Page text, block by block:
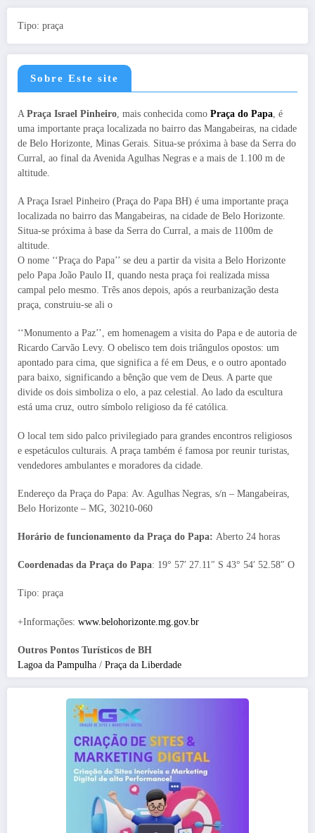
Tipo: praça
Sobre Este site
A Praça Israel Pinheiro, mais conhecida como Praça do Papa, é
uma importante praça localizada no bairro das Mangabeiras, na cidade
de Belo Horizonte, Minas Gerais. Situa-se próxima à base da Serra do
Curral, ao final da Avenida Agulhas Negras e a mais de 1.100 m de
altitude.
A Praça Israel Pinheiro (Praça do Papa BH) é uma importante praça
localizada no bairro das Mangabeiras, na cidade de Belo Horizonte.
Situa-se próxima à base da Serra do Curral, a mais de 1100m de
altitude.
O nome ‘‘Praça do Papa’’ se deu a partir da visita a Belo Horizonte
pelo Papa João Paulo II, quando nesta praça foi realizada missa
campal pelo mesmo. Três anos depois, após a reurbanização desta
praça, construiu-se ali o
‘‘Monumento a Paz’’, em homenagem a visita do Papa e de autoria de
Ricardo Carvão Levy. O obelisco tem dois triângulos opostos: um
apontado para cima, que significa a fé em Deus, e o outro apontado
para baixo, significando a bênção que vem de Deus. A parte que
divide os dois simboliza o elo, a paz celestial. Ao lado da escultura
está uma cruz, outro símbolo religioso da fé católica.
O local tem sido palco privilegiado para grandes encontros religiosos
e espetáculos culturais. A praça também é famosa por reunir turistas,
vendedores ambulantes e moradores da cidade.
Endereço da Praça do Papa: Av. Agulhas Negras, s/n – Mangabeiras,
Belo Horizonte – MG, 30210-060
Horário de funcionamento da Praça do Papa: Aberto 24 horas
Coordenadas da Praça do Papa: 19° 57′ 27.11″ S 43° 54′ 52.58″ O
Tipo: praça
+Informações: www.belohorizonte.mg.gov.br
Outros Pontos Turísticos de BH
Lagoa da Pampulha / Praça da Liberdade